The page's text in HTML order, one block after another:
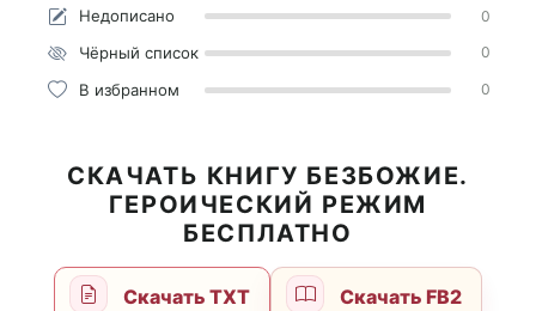
Недописано 0
Чёрный список 0
В избранном 0
СКАЧАТЬ КНИГУ БЕЗБОЖИЕ.
ГЕРОИЧЕСКИЙ РЕЖИМ
БЕСПЛАТНО
Скачать TXT Скачать FB2